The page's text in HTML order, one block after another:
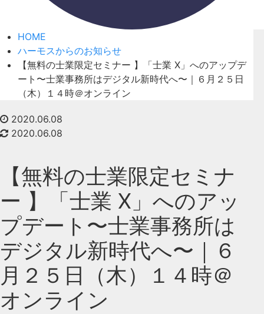
HOME
ハーモスからのお知らせ
【無料の士業限定セミナー 】「士業 X」へのアップデ
ート〜士業事務所はデジタル新時代へ〜｜６月２５日
（木）１４時＠オンライン
2020.06.08
2020.06.08
【無料の士業限定セミナ
ー 】「士業 X」へのアッ
プデート〜士業事務所は
デジタル新時代へ〜｜６
月２５日（木）１４時＠
オンライン